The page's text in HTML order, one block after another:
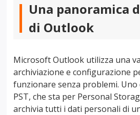
Una panoramica
di Outlook
Microsoft Outlook utilizza una
archiviazione e configurazione
funzionare senza problemi. Uno
PST, che sta per Personal
archivia tutti i dati personali di